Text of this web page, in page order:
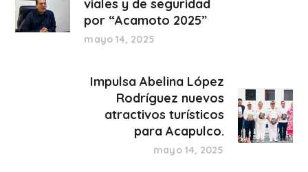
viales y de seguridad
por “Acamoto 2025”
mayo 14, 2025
Impulsa Abelina López
Rodríguez nuevos
atractivos turísticos
para Acapulco.
mayo 14, 2025